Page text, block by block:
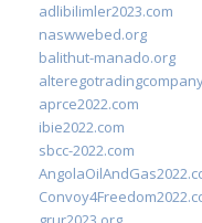
adlibilimler2023.com
naswwebed.org
balithut-manado.org
aprce2022.com
ibie2022.com
sbcc-2022.com